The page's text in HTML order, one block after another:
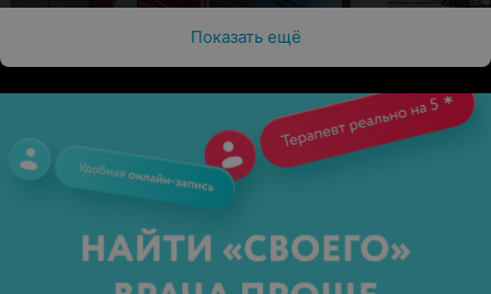
Показать ещё